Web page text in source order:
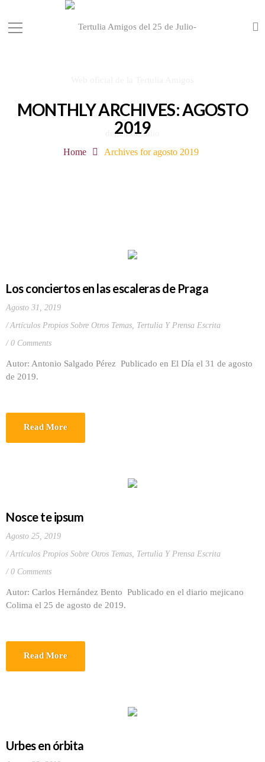
MONTHLY ARCHIVES: AGOSTO
2019
Home Archives for agosto 2019
Los conciertos en las escaleras de Praga
Agosto 31, 2019
Artículos Propios Sobre Otros Temas, Tertulia Y Prensa Escrita
0 Comments
Autor: Antonio Salgado Pérez Publicado en El Día el 31 de agosto
de 2019.
Read More
Nosce te ipsum
Agosto 25, 2019
Artículos Propios Sobre Otros Temas, Tertulia Y Prensa Escrita
0 Comments
Autor: Carlos Hernández Bento Publicado en el diario mejicano
Colima el 25 de agosto de 2019.
Read More
Urbes en órbita